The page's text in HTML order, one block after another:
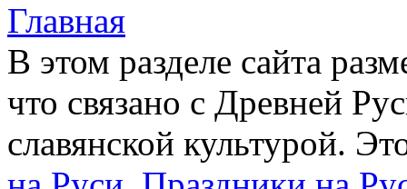
Главная
В этом разделе сайта
что связано с Древней
славянской культурой.